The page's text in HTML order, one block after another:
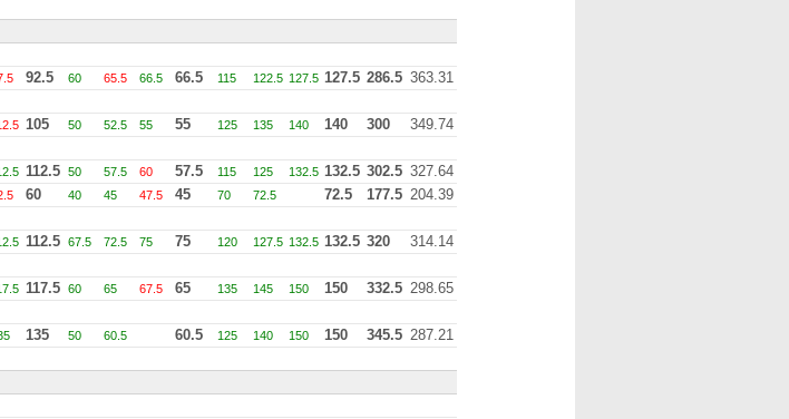
92.5 60 65.5 66.5 66.5 115 122.5 127.5 127.5 286.5 363.31
105 50 52.5 55 55 125 135 140 140 300
349.74
112.5 50 57.5 60 57.5 115 125 132.5 132.5 302.5 327.64
60 40 45 47.5 45 70 72.5 72.5 177.5 204.39
112.5 67.5 72.5 75 75 120 127.5 132.5 132.5 320
314.14
117.5 60 65 67.5 65 135 145 150 150 332.5 298.65
135 50 60.5 60.5 125 140 150 150 345.5 287.21